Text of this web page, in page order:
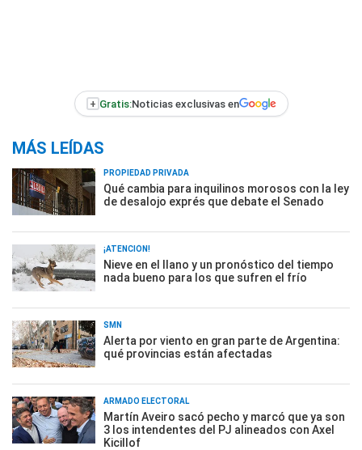
+ Gratis:Noticias exclusivas en
MÁS LEÍDAS
PROPIEDAD PRIVADA
Qué cambia para inquilinos morosos con la ley
de desalojo exprés que debate el Senado
¡ATENCIÓN!
Nieve en el llano y un pronóstico del tiempo
nada bueno para los que sufren el frío
SMN
Alerta por viento en gran parte de Argentina:
qué provincias están afectadas
ARMADO ELECTORAL
Martín Aveiro sacó pecho y marcó que ya son
3 los intendentes del PJ alineados con Axel
Kicillof